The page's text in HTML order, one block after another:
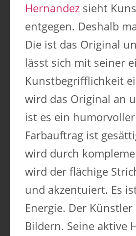
Hernandez sieht
entgegen. Deshalb
Die ist das Original
lässt sich mit seiner
Kunstbegrifflichkeit
wird das Original an
ist es ein
Farbauftrag ist
wird durch
wird der flächige
und akzentuiert. Es
Energie. Der
Bildern. Seine aktive